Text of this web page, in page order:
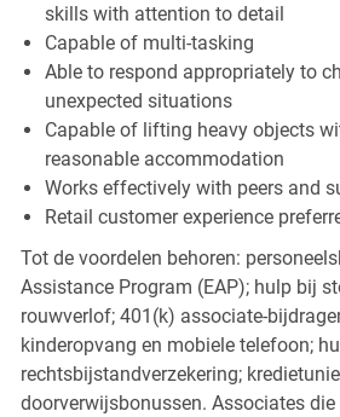
skills with attention to detail
Capable of multi-tasking
Able to respond appropriately to
unexpected situations
Capable of lifting heavy objects
reasonable accommodation
Works effectively with peers and
Retail customer experience
Tot de voordelen behoren:
Assistance Program (EAP); hulp bij
rouwverlof; 401(k) associate-
kinderopvang en mobiele telefoon;
rechtsbijstandverzekering;
doorverwijsbonussen. Associates